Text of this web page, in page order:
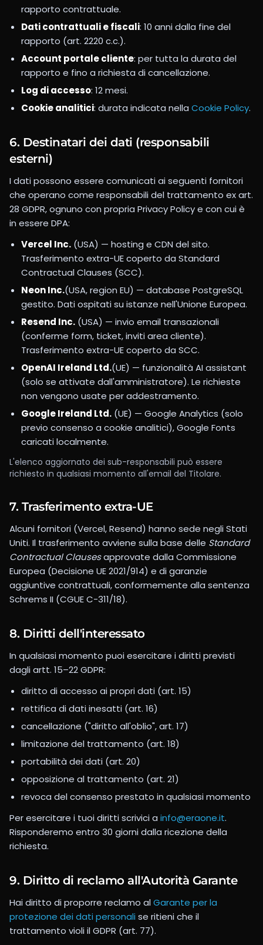
rapporto contrattuale.
Dati contrattuali e fiscali: 10 anni dalla fine del
rapporto (art. 2220 c.c.).
Account portale cliente: per tutta la durata del
rapporto e fino a richiesta di cancellazione.
Log di accesso: 12 mesi.
Cookie analitici: durata indicata nella Cookie Policy.
6. Destinatari dei dati (responsabili
esterni)
I dati possono essere comunicati ai seguenti fornitori
che operano come responsabili del trattamento ex art.
28 GDPR, ognuno con propria Privacy Policy e con cui è
in essere DPA:
Vercel Inc. (USA) — hosting e CDN del sito.
Trasferimento extra-UE coperto da Standard
Contractual Clauses (SCC).
Neon Inc.(USA, region EU) — database PostgreSQL
gestito. Dati ospitati su istanze nell'Unione Europea.
Resend Inc. (USA) — invio email transazionali
(conferme form, ticket, inviti area cliente).
Trasferimento extra-UE coperto da SCC.
OpenAI Ireland Ltd.(UE) — funzionalità AI assistant
(solo se attivate dall'amministratore). Le richieste
non vengono usate per addestramento.
Google Ireland Ltd. (UE) — Google Analytics (solo
previo consenso a cookie analitici), Google Fonts
caricati localmente.
L'elenco aggiornato dei sub-responsabili può essere
richiesto in qualsiasi momento all'email del Titolare.
7. Trasferimento extra-UE
Alcuni fornitori (Vercel, Resend) hanno sede negli Stati
Uniti. Il trasferimento avviene sulla base delle Standard
Contractual Clausesapprovate dalla Commissione
Europea (Decisione UE 2021/914) e di garanzie
aggiuntive contrattuali, conformemente alla sentenza
Schrems II (CGUE C-311/18).
8. Diritti dell'interessato
In qualsiasi momento puoi esercitare i diritti previsti
dagli artt. 15–22 GDPR:
diritto di accesso ai propri dati (art. 15)
rettifica di dati inesatti (art. 16)
cancellazione ("diritto all'oblio", art. 17)
limitazione del trattamento (art. 18)
portabilità dei dati (art. 20)
opposizione al trattamento (art. 21)
revoca del consenso prestato in qualsiasi momento
Per esercitare i tuoi diritti scrivici a info@eraone.it.
Risponderemo entro 30 giorni dalla ricezione della
richiesta.
9. Diritto di reclamo all'Autorità Garante
Hai diritto di proporre reclamo alGarante per la
protezione dei dati personali se ritieni che il
trattamento violi il GDPR (art. 77).